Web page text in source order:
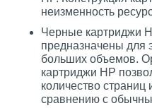
неизменность
Черные картриджи
предназначены для
больших объемов.
картриджи HP
количество
сравнению с